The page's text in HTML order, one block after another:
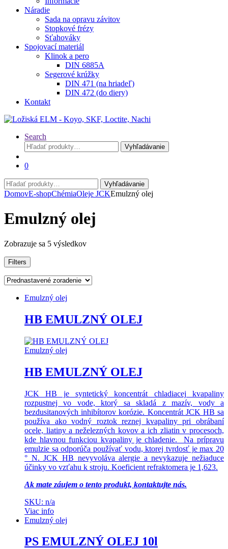
Náradie
Sada na opravu závitov
Stopkové frézy
Sťahováky
Spojovací materiál
Klinok a pero
DIN 6885A
Segerové krúžky
DIN 471 (na hriadeľ)
DIN 472 (do diery)
Kontakt
Search
Hľadať:
Vyhľadávanie
0
Hľadať:
Vyhľadávanie
DomovE-shopChémiaOleje JCKEmulzný olej
Emulzný olej
Zobrazuje sa 5 výsledkov
Filters
Emulzný olej
HB EMULZNÝ OLEJ
Emulzný olej
HB EMULZNÝ OLEJ
JCK HB je syntetický koncentrát chladiacej kvapaliny
rozpustnej vo vode, ktorý sa skladá z mazív, vody a
bezdusitanových inhibítorov korózie. Koncentrát JCK HB sa
používa ako vodný roztok reznej kvapaliny pri obrábaní
ocele, liatiny a neželezných kovov a ich zliatin v procesoch,
kde hlavnou funkciou kvapaliny je chladenie. Na prípravu
emulzie sa odporúča používať vodu, ktorej tvrdosť je max 20
° N. JCK HB nevyvoláva alergie a nevykazuje nežiaduce
účinky vo vzťahu k stroju. Koeficient refraktomera je 1,623.
Ak mate záujem o tento produkt, kontaktujte nás.
SKU: n/a
Viac info
Emulzný olej
PS EMULZNÝ OLEJ 10l